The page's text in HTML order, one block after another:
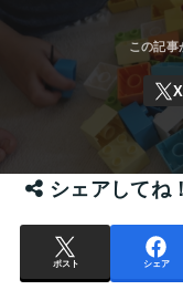
シェアしてね！
ポスト シェア